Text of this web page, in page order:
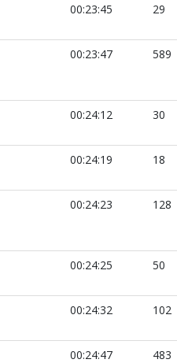
00:23:45 29
00:23:47 589
00:24:12 30
00:24:19 18
00:24:23 128
00:24:25 50
00:24:32 102
00:24:47 483